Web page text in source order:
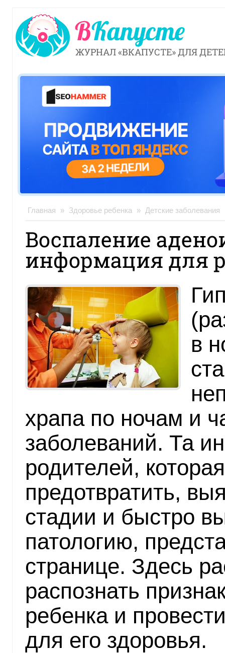
ЖУРНАЛ «ВКАПУСТЕ» ДЛЯ
Главная » Здоровье ребенка » Детские заболевания
Воспаление
информация для
в
храпа по ночам и
заболеваний. Та
родителей,
предотвратить,
стадии и быстро
патологию,
странице. Здесь
распознать
ребенка и
для его здоровья.